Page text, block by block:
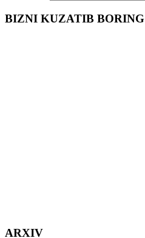
BIZNI KUZATIB BORING
ARXIV